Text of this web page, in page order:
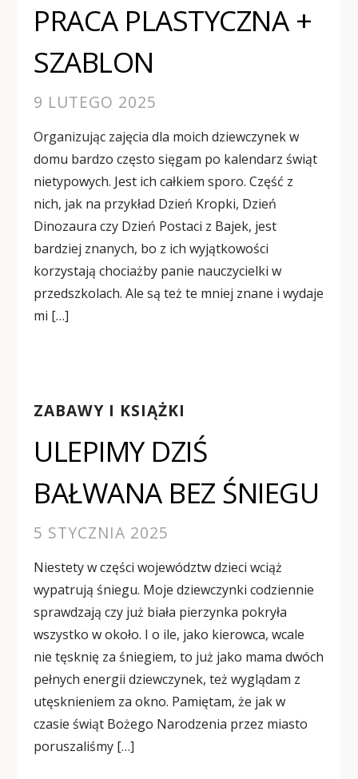
PRACA PLASTYCZNA +
SZABLON
9 LUTEGO 2025
Organizując zajęcia dla moich dziewczynek w
domu bardzo często sięgam po kalendarz świąt
nietypowych. Jest ich całkiem sporo. Część z
nich, jak na przykład Dzień Kropki, Dzień
Dinozaura czy Dzień Postaci z Bajek, jest
bardziej znanych, bo z ich wyjątkowości
korzystają chociażby panie nauczycielki w
przedszkolach. Ale są też te mniej znane i wydaje
mi […]
ZABAWY I KSIĄŻKI
ULEPIMY DZIŚ
BAŁWANA BEZ ŚNIEGU
5 STYCZNIA 2025
Niestety w części województw dzieci wciąż
wypatrują śniegu. Moje dziewczynki codziennie
sprawdzają czy już biała pierzynka pokryła
wszystko w około. I o ile, jako kierowca, wcale
nie tęsknię za śniegiem, to już jako mama dwóch
pełnych energii dziewczynek, też wyglądam z
utęsknieniem za okno. Pamiętam, że jak w
czasie świąt Bożego Narodzenia przez miasto
poruszaliśmy […]